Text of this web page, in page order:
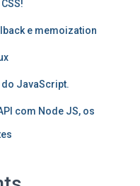
e memoization
JavaScript.
com Node JS, os